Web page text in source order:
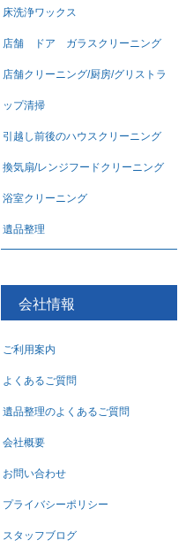
床洗浄ワックス
店舗 ドア ガラスクリーニング
店舗クリーニング/厨房/グリストラ
ップ清掃
引越し前後のハウスクリーニング
換気扇/レンジフードクリーニング
浴室クリーニング
遺品整理
会社情報
ご利用案内
よくあるご質問
遺品整理のよくあるご質問
会社概要
お問い合わせ
プライバシーポリシー
スタッフブログ